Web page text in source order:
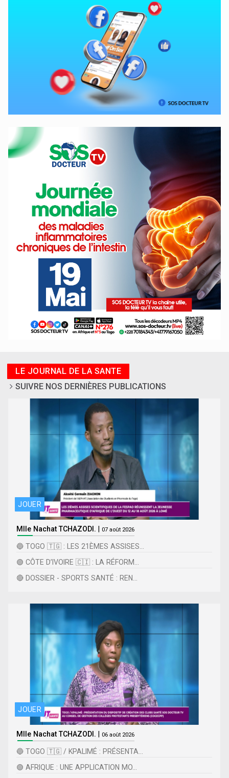
LE JOURNAL DE LA SANTE
SUIVRE NOS DERNIÈRES PUBLICATIONS
JOUER
Mlle Nachat TCHAZODI. | 07 août 2026
🔵 TOGO 🇹🇬 : LES 21ÈMES ASSISES...
🟢 CÔTE D’IVOIRE 🇨🇮 : LA RÉFORM...
🔴 DOSSIER - SPORTS SANTÉ : REN...
JOUER
Mlle Nachat TCHAZODI. | 06 août 2026
🔵 TOGO 🇹🇬 / KPALIMÉ : PRÉSENTA...
🟢 AFRIQUE : UNE APPLICATION MO...